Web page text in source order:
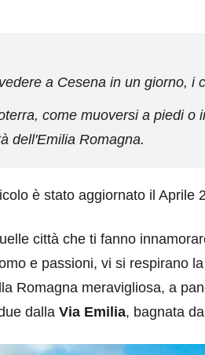
a Cesena in un giorno, i
come muoversi a piedi o
dell'Emilia Romagna.
è stato aggiornato il Aprile
città che ti fanno
e passioni, vi si respirano
Romagna meravigliosa, a
dalla Via Emilia, bagnata